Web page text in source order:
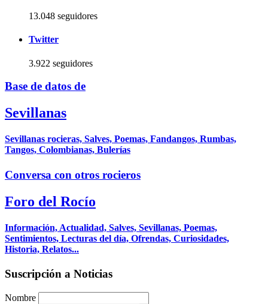
13.048 seguidores
Twitter
3.922 seguidores
Base de datos de
Sevillanas
Sevillanas rocieras, Salves, Poemas, Fandangos, Rumbas,
Tangos, Colombianas, Bulerías
Conversa con otros rocieros
Foro del Rocío
Información, Actualidad, Salves, Sevillanas, Poemas,
Sentimientos, Lecturas del día, Ofrendas, Curiosidades,
Historia, Relatos...
Suscripción a Noticias
Nombre